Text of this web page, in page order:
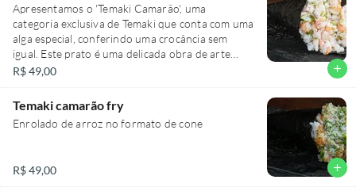
Apresentamos o 'Temaki Camarão', uma
categoria exclusiva de Temaki que conta com uma
alga especial, conferindo uma crocância sem
igual. Este prato é uma delicada obra de arte
culinária, onde o arroz é habilmente enrolado no
suavidade do arroz e o sabor inconfundível do
camarão se unem para proporcionar uma
experiência gastronômica única. Ideal para
R$ 49,00 add
Temaki camarão fry
Enrolado de arroz no formato de cone
R$ 49,00 add